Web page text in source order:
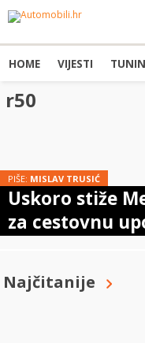
HOME VIJESTI
r50
PIŠE: MISLAV TRUSIĆ
Uskoro stiže
za cestovnu
Najčitanije